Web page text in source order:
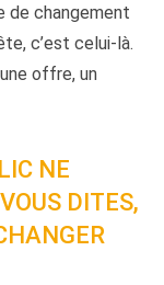
de changement
c’est celui-là.
offre, un
NE
DITES,